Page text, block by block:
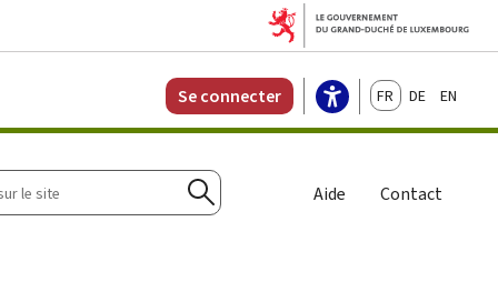
Se connecter FrançaisDeutschEnglish
Rechercher
Aide Contact